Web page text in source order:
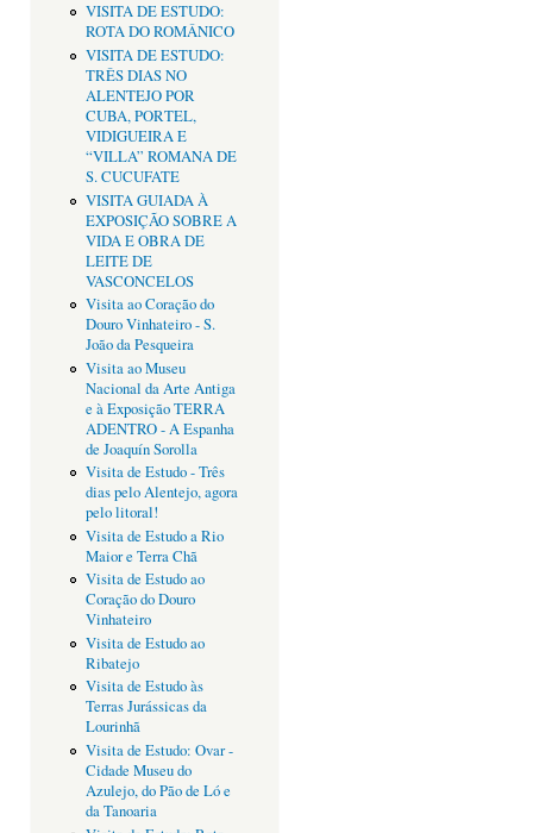
VISITA DE ESTUDO:
ROTA DO ROMÂNICO
VISITA DE ESTUDO:
TRÊS DIAS NO
ALENTEJO POR
CUBA, PORTEL,
VIDIGUEIRA E
“VILLA” ROMANA DE
S. CUCUFATE
VISITA GUIADA À
EXPOSIÇÃO SOBRE A
VIDA E OBRA DE
LEITE DE
VASCONCELOS
Visita ao Coração do
Douro Vinhateiro - S.
João da Pesqueira
Visita ao Museu
Nacional da Arte Antiga
e à Exposição TERRA
ADENTRO - A Espanha
de Joaquín Sorolla
Visita de Estudo - Três
dias pelo Alentejo, agora
pelo litoral!
Visita de Estudo a Rio
Maior e Terra Chã
Visita de Estudo ao
Coração do Douro
Vinhateiro
Visita de Estudo ao
Ribatejo
Visita de Estudo às
Terras Jurássicas da
Lourinhã
Visita de Estudo: Ovar -
Cidade Museu do
Azulejo, do Pão de Ló e
da Tanoaria